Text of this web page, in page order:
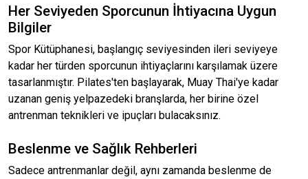
Her Seviyeden Sporcunun İhtiyacına Uygun
Bilgiler
Spor Kütüphanesi, başlangıç seviyesinden ileri seviyeye
kadar her türden sporcunun ihtiyaçlarını karşılamak üzere
tasarlanmıştır. Pilates'ten başlayarak, Muay Thai'ye kadar
uzanan geniş yelpazedeki branşlarda, her birine özel
antrenman teknikleri ve ipuçları bulacaksınız.
Beslenme ve Sağlık Rehberleri
Sadece antrenmanlar değil, aynı zamanda beslenme de